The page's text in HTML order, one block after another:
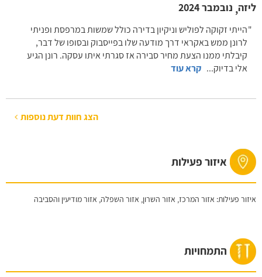
ליזה, נובמבר 2024
הייתי זקוקה לפוליש וניקיון בדירה כולל שמשות במרפסת ופניתי
לרונן ממש באקראי דרך מודעה שלו בפייסבוק ובסופו של דבר,
קיבלתי ממנו הצעת מחיר סבירה אז סגרתי איתו עסקה. רונן הגיע
אלי בדיוק... קרא עוד
הצג חוות דעת נוספות
איזור פעילות
איזור פעילות: אזור המרכז, אזור השרון, אזור השפלה, אזור מודיעין והסביבה
התמחויות